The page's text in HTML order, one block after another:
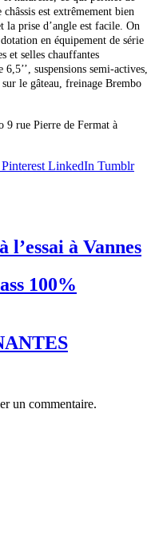
est extrêmement bien
la prise d’angle est facile. On
en équipement de série
et selles chauffantes
suspensions semi-actives,
le gâteau, freinage Brembo
9 rue Pierre de Fermat à
Pinterest LinkedIn Tumblr
à Vannes
100%
un commentaire.